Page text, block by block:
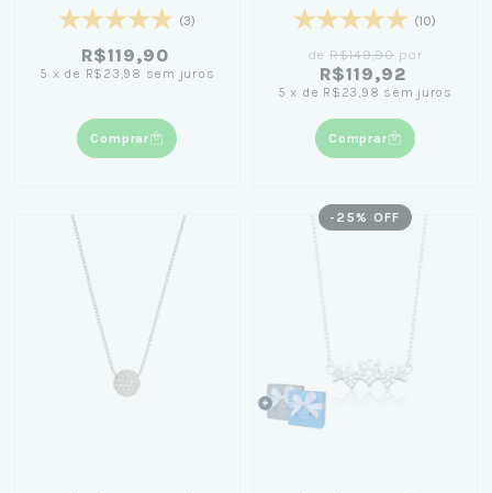
(3)
R$119,90
5 x de R$23,98 sem juros
Comprar
(10)
de R$149,90por
R$119,92
5 x de R$23,98 sem juros
Comprar
- 25 % OFF